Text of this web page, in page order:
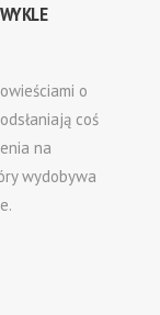
o
coś
na
wydobywa